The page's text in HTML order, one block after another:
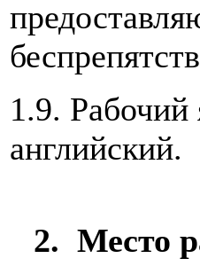
1.9. Рабочий
английский.
2. Место